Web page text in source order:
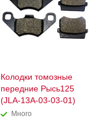
Колодки томозные
передние Рысь125
(JLA-13A-03-03-01)
Много